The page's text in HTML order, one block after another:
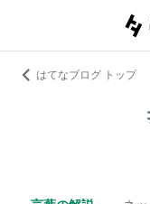
はてなブログ トップ